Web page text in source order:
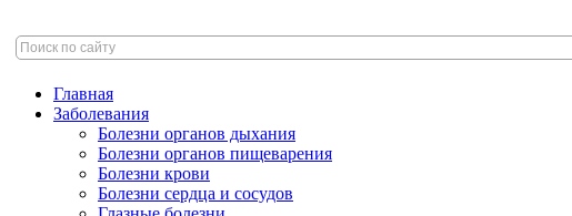
Главная
Заболевания
Болезни органов дыхания
Болезни органов пищеварения
Болезни крови
Болезни сердца и сосудов